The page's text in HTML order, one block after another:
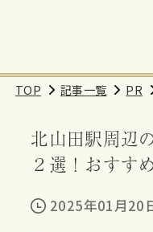
TOP 記事一覧 PR
北山田駅周辺
２選！おすす
2025年01月20